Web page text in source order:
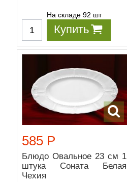
На складе 92 шт
Купить
585 Р
Блюдо Овальное 23 см 1
штука Соната Белая
Чехия